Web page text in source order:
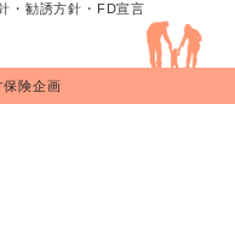
・勧誘方針・FD宣言
険企画